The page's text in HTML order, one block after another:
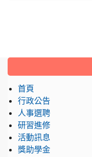
:::
首頁
行政公告
人事選聘
研習進修
活動訊息
獎助學金